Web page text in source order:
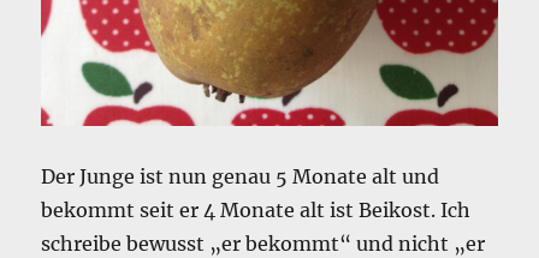
Der Junge ist nun genau 5 Monate alt und
bekommt seit er 4 Monate alt ist Beikost. Ich
schreibe bewusst „er bekommt“ und nicht „er